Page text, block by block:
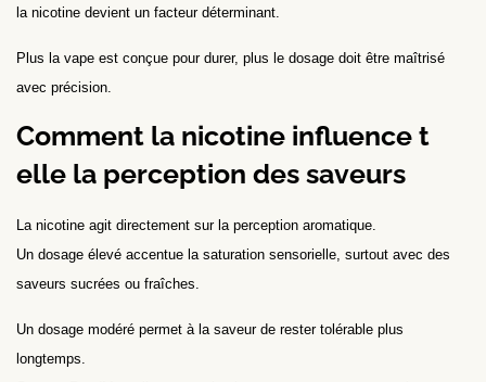
la nicotine devient un facteur déterminant.
Plus la vape est conçue pour durer, plus le dosage doit être maîtrisé
avec précision.
Comment la nicotine influence t
elle la perception des saveurs
La nicotine agit directement sur la perception aromatique.
Un dosage élevé accentue la saturation sensorielle, surtout avec des
saveurs sucrées ou fraîches.
Un dosage modéré permet à la saveur de rester tolérable plus
longtemps.